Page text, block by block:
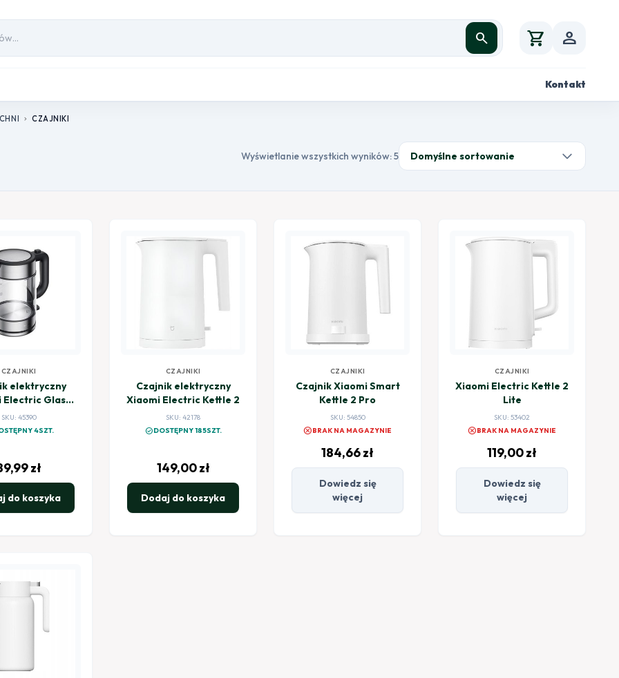
search shopping_cart person
Kontakt
chevron_right CZAJNIKI
Wyświetlanie wszystkich wyników: 5
CZAJNIKI
elektryczny
Electric Glass
Kettle
SKU: 45390
4SZT.
zł
do koszyka
CZAJNIKI
Czajnik elektryczny
Xiaomi Electric Kettle 2
SKU: 42178
check_circleDOSTĘPNY 185SZT.
149,00zł
Dodaj do koszyka
CZAJNIKI
Czajnik Xiaomi Smart
Kettle 2 Pro
SKU: 54850
cancelBRAK NA MAGAZYNIE
184,66zł
Dowiedz się
więcej
CZAJNIKI
Xiaomi Electric Kettle 2
Lite
SKU: 53402
cancelBRAK NA MAGAZYNIE
119,00zł
Dowiedz się
więcej